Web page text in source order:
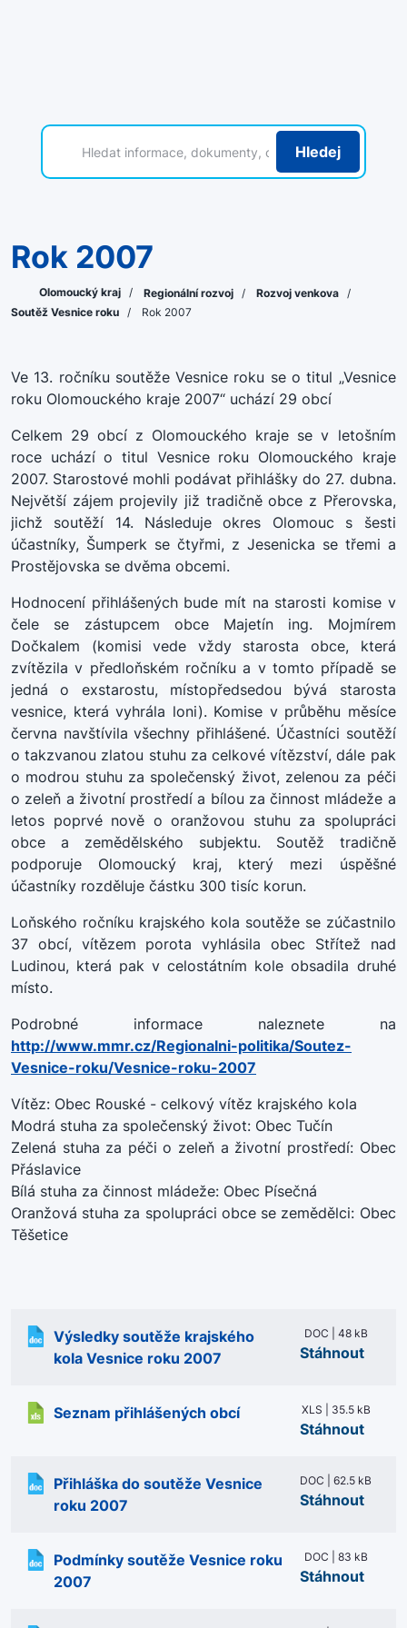
Hledej
Rok 2007
Olomoucký kraj / Regionální rozvoj / Rozvoj venkova /
Soutěž Vesnice roku / Rok 2007
Ve 13. ročníku soutěže Vesnice roku se o titul „Vesnice
roku Olomouckého kraje 2007“ uchází 29 obcí
Celkem 29 obcí z Olomouckého kraje se v letošním
roce uchází o titul Vesnice roku Olomouckého kraje
2007. Starostové mohli podávat přihlášky do 27. dubna.
Největší zájem projevily již tradičně obce z Přerovska,
jichž soutěží 14. Následuje okres Olomouc s šesti
účastníky, Šumperk se čtyřmi, z Jesenicka se třemi a
Prostějovska se dvěma obcemi.
Hodnocení přihlášených bude mít na starosti komise v
čele se zástupcem obce Majetín ing. Mojmírem
Dočkalem (komisi vede vždy starosta obce, která
zvítězila v předloňském ročníku a v tomto případě se
jedná o exstarostu, místopředsedou bývá starosta
vesnice, která vyhrála loni). Komise v průběhu měsíce
června navštívila všechny přihlášené. Účastníci soutěží
o takzvanou zlatou stuhu za celkové vítězství, dále pak
o modrou stuhu za společenský život, zelenou za péči
o zeleň a životní prostředí a bílou za činnost mládeže a
letos poprvé nově o oranžovou stuhu za spolupráci
obce a zemědělského subjektu. Soutěž tradičně
podporuje Olomoucký kraj, který mezi úspěšné
účastníky rozděluje částku 300 tisíc korun.
Loňského ročníku krajského kola soutěže se zúčastnilo
37 obcí, vítězem porota vyhlásila obec Střítež nad
Ludinou, která pak v celostátním kole obsadila druhé
místo.
Podrobné informace naleznete na
http://www.mmr.cz/Regionalni-politika/Soutez-
Vesnice-roku/Vesnice-roku-2007
Vítěz: Obec Rouské - celkový vítěz krajského kola
Modrá stuha za společenský život: Obec Tučín
Zelená stuha za péči o zeleň a životní prostředí: Obec
Přáslavice
Bílá stuha za činnost mládeže: Obec Písečná
Oranžová stuha za spolupráci obce se zemědělci: Obec
Těšetice
Výsledky soutěže krajského
kola Vesnice roku 2007
DOC | 48 kB
Stáhnout
Seznam přihlášených obcí XLS | 35.5 kB
Stáhnout
Přihláška do soutěže Vesnice
roku 2007
DOC | 62.5 kB
Stáhnout
Podmínky soutěže Vesnice roku
2007
DOC | 83 kB
Stáhnout